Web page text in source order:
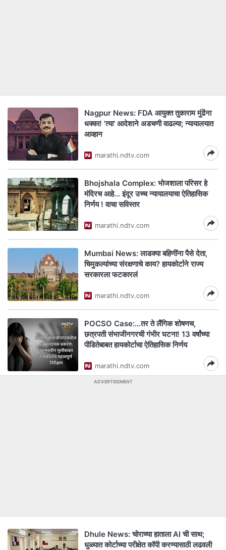
Nagpur News: FDA आयुक्त तुकाराम मुंढेंना
धक्का! 'त्या' आदेशाने अडचणी वाढल्या; न्यायालयात
आव्हान
marathi.ndtv.com
Bhojshala Complex: भोजशाला परिसर हे
मंदिरच आहे... इंदूर उच्च न्यायालयाचा ऐतिहासिक
निर्णय ! वाचा सविस्तर
marathi.ndtv.com
Mumbai News: लाडक्या बहिणींना पैसे देता,
चिमुकल्यांच्या संरक्षणाचे काय? हायकोर्टाने राज्य
सरकारला फटकारलं
marathi.ndtv.com
POCSO Case:...तर ते लैंगिक शोषणच,
छत्रपती संभाजीनगरची गंभीर घटना! 13 वर्षांच्या
पीडितेबाबत हायकोर्टाचा ऐतिहासिक निर्णय
marathi.ndtv.com
ADVERTISEMENT
Dhule News: चोराच्या हाताला AI ची साथ;
धुळ्यात कोर्टाच्या परीक्षेत कॉपी करण्यासाठी लढवली